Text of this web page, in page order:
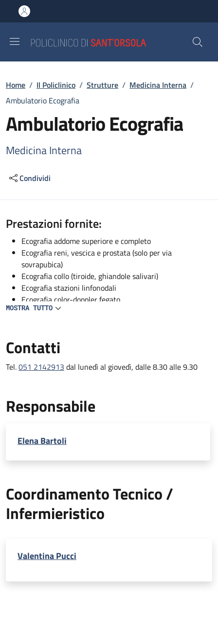
al contenuto principale
to footer content
Briciole di pane
Home / Il Policlinico / Strutture / Medicina Interna /
Ambulatorio Ecografia
Ambulatorio Ecografia
Medicina Interna
Condividi
Descrizione
Prestazioni fornite:
Ecografia addome superiore e completo
Ecografia reni, vescica e prostata (solo per via
sovrapubica)
Ecografia collo (tiroide, ghiandole salivari)
Ecografia stazioni linfonodali
Ecografia color-doppler fegato
Ecografia color Doppler vascolare (solo per pazienti
MOSTRA TUTTO
Contatti
Tel.051 2142913 dal lunedì al giovedì, dalle 8.30 alle 9.30
Responsabile
Elena Bartoli
Coordinamento Tecnico /
Infermieristico
Valentina Pucci